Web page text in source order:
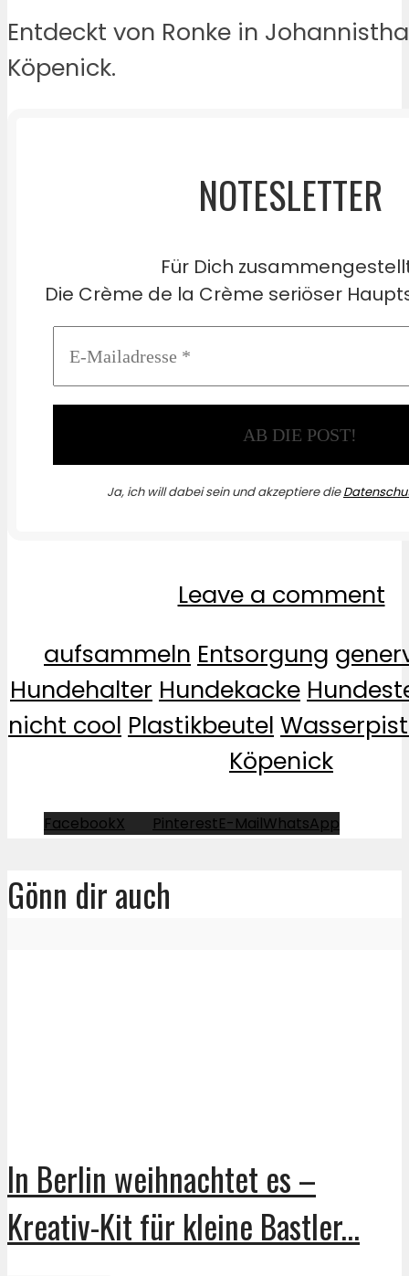
Entdeckt von Ronke in
Köpenick.
NOTESLETTER
Für Dich
Die Crème de la Crème seriöser
Ja, ich will dabei sein und akzeptiere die
Leave a comment
aufsammeln Entsorgung
Hundehalter Hundekacke
nicht cool Plastikbeutel
Köpenick
FacebookX PinterestE-MailWhatsApp
Gönn dir auch
In Berlin weihnachtet es –
Kreativ-Kit für kleine Bastler...